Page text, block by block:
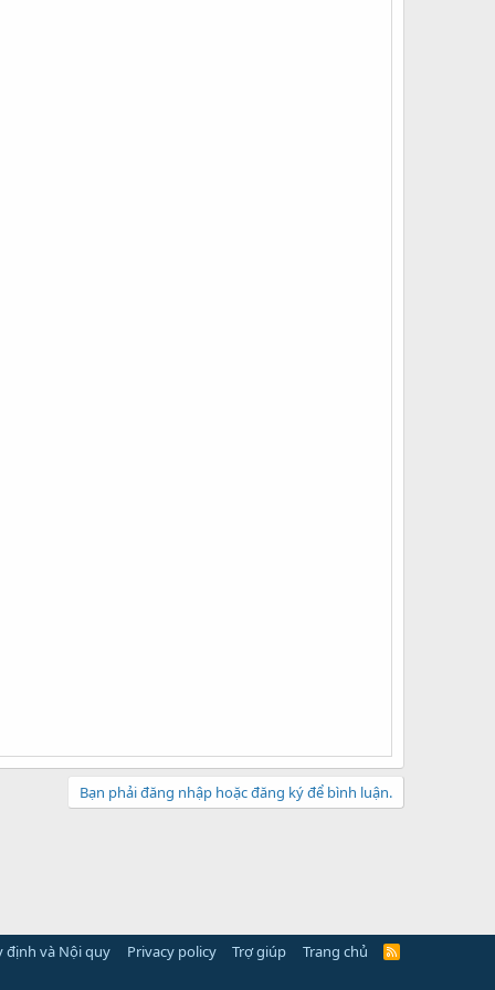
Bạn phải đăng nhập hoặc đăng ký để bình luận.
định và Nội quy Privacy policy Trợ giúp Trang chủ
R